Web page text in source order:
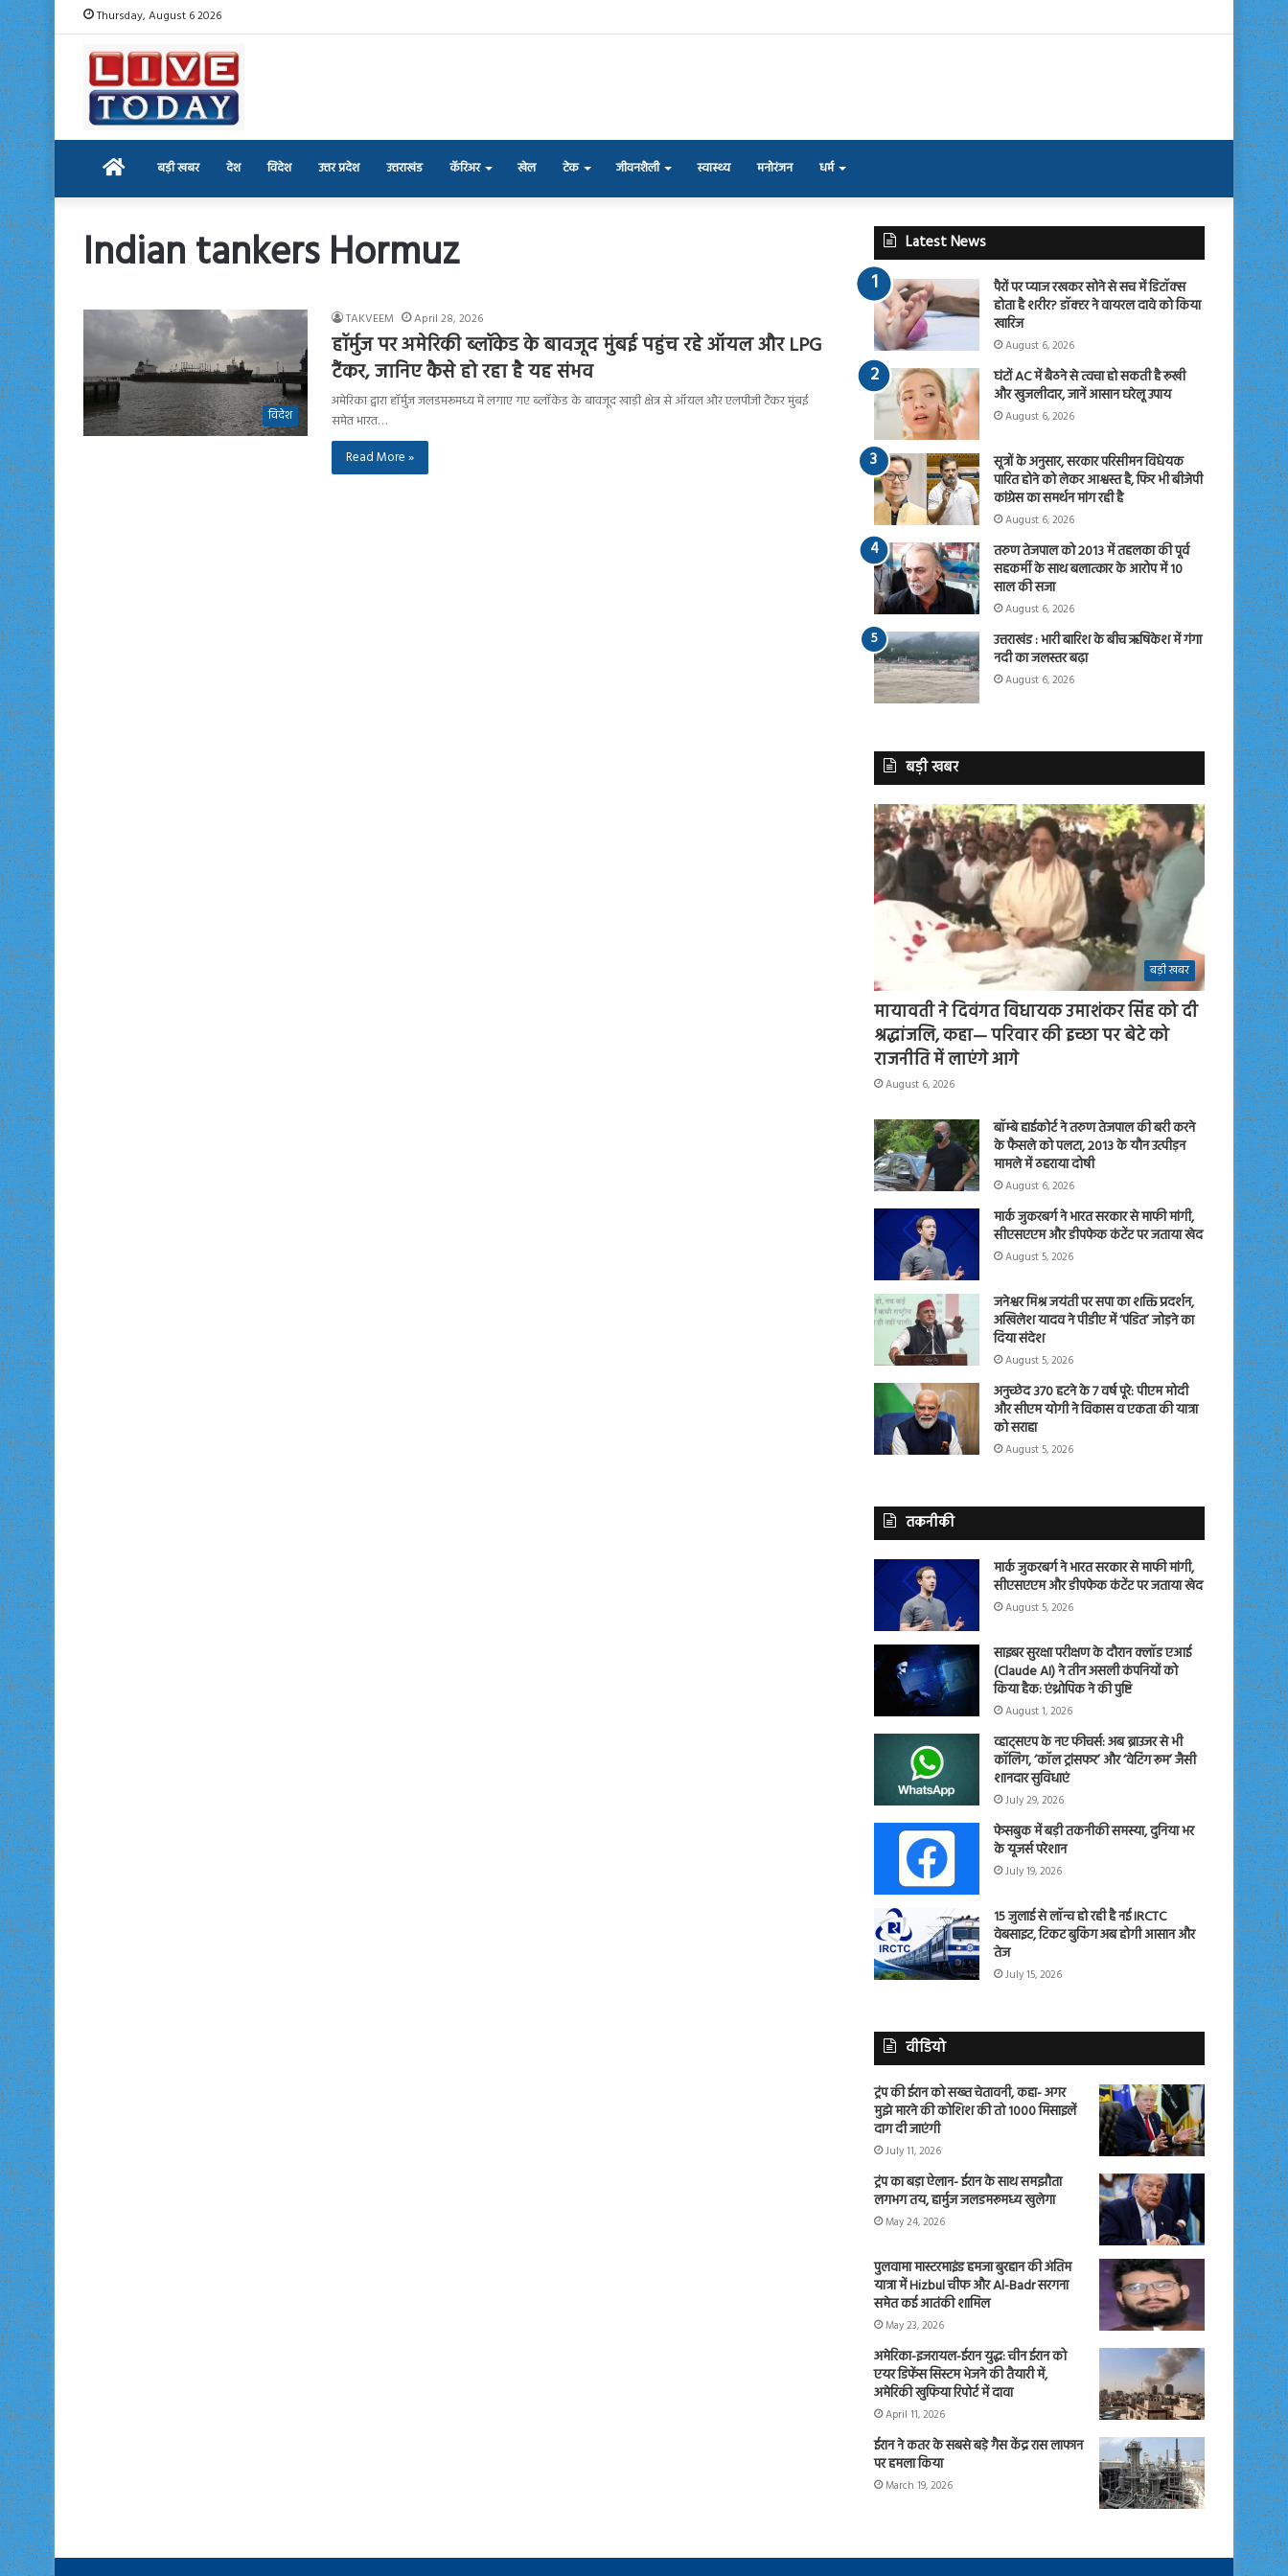
Thursday, August 6 2026
Home बड़ी खबर देश विदेश उत्तर प्रदेश उत्तराखंड कॅरिअर खेल टेक जीवनशैली स्वास्थ्य मनोरंजन धर्म
Indian tankers Hormuz
विदेश
TAKVEEM April 28, 2026
हॉर्मुज पर अमेरिकी ब्लॉकेड के बावजूद मुंबई पहुंच रहे ऑयल और LPG
टैंकर, जानिए कैसे हो रहा है यह संभव
अमेरिका द्वारा हॉर्मुज जलडमरूमध्य में लगाए गए ब्लॉकेड के बावजूद खाड़ी क्षेत्र से ऑयल और एलपीजी टैंकर मुंबई
समेत भारत…
Read More »
Latest News
पैरों पर प्याज रखकर सोने से सच में डिटॉक्स
होता है शरीर? डॉक्टर ने वायरल दावे को किया
खारिज
August 6, 2026
घंटों AC में बैठने से त्वचा हो सकती है रूखी
और खुजलीदार, जानें आसान घरेलू उपाय
August 6, 2026
सूत्रों के अनुसार, सरकार परिसीमन विधेयक
पारित होने को लेकर आश्वस्त है, फिर भी बीजेपी
कांग्रेस का समर्थन मांग रही है
August 6, 2026
तरुण तेजपाल को 2013 में तहलका की पूर्व
सहकर्मी के साथ बलात्कार के आरोप में 10
साल की सजा
August 6, 2026
उत्तराखंड : भारी बारिश के बीच ऋषिकेश में गंगा
नदी का जलस्तर बढ़ा
August 6, 2026
बड़ी खबर
बड़ी खबर
मायावती ने दिवंगत विधायक उमाशंकर सिंह को दी
श्रद्धांजलि, कहा— परिवार की इच्छा पर बेटे को
राजनीति में लाएंगे आगे
August 6, 2026
बॉम्बे हाईकोर्ट ने तरुण तेजपाल की बरी करने
के फैसले को पलटा, 2013 के यौन उत्पीड़न
मामले में ठहराया दोषी
August 6, 2026
मार्क जुकरबर्ग ने भारत सरकार से माफी मांगी,
सीएसएएम और डीपफेक कंटेंट पर जताया खेद
August 5, 2026
जनेश्वर मिश्र जयंती पर सपा का शक्ति प्रदर्शन,
अखिलेश यादव ने पीडीए में ‘पंडित’ जोड़ने का
दिया संदेश
August 5, 2026
अनुच्छेद 370 हटने के 7 वर्ष पूरे: पीएम मोदी
और सीएम योगी ने विकास व एकता की यात्रा
को सराहा
August 5, 2026
तकनीकी
मार्क जुकरबर्ग ने भारत सरकार से माफी मांगी,
सीएसएएम और डीपफेक कंटेंट पर जताया खेद
August 5, 2026
साइबर सुरक्षा परीक्षण के दौरान क्लॉड एआई
(Claude AI) ने तीन असली कंपनियों को
किया हैक: एंथ्रोपिक ने की पुष्टि
August 1, 2026
व्हाट्सएप के नए फीचर्स: अब ब्राउजर से भी
कॉलिंग, ‘कॉल ट्रांसफर’ और ‘वेटिंग रूम’ जैसी
शानदार सुविधाएं
July 29, 2026
फेसबुक में बड़ी तकनीकी समस्या, दुनिया भर
के यूजर्स परेशान
July 19, 2026
15 जुलाई से लॉन्च हो रही है नई IRCTC
वेबसाइट, टिकट बुकिंग अब होगी आसान और
तेज
July 15, 2026
वीडियो
ट्रंप की ईरान को सख्त चेतावनी, कहा- अगर
मुझे मारने की कोशिश की तो 1000 मिसाइलें
दाग दी जाएंगी
July 11, 2026
ट्रंप का बड़ा ऐलान- ईरान के साथ समझौता
लगभग तय, हार्मुज जलडमरूमध्य खुलेगा
May 24, 2026
पुलवामा मास्टरमाइंड हमजा बुरहान की अंतिम
यात्रा में Hizbul चीफ और Al-Badr सरगना
समेत कई आतंकी शामिल
May 23, 2026
अमेरिका-इजरायल-ईरान युद्ध: चीन ईरान को
एयर डिफेंस सिस्टम भेजने की तैयारी में,
अमेरिकी खुफिया रिपोर्ट में दावा
April 11, 2026
ईरान ने कतर के सबसे बड़े गैस केंद्र रास लाफान
पर हमला किया
March 19, 2026